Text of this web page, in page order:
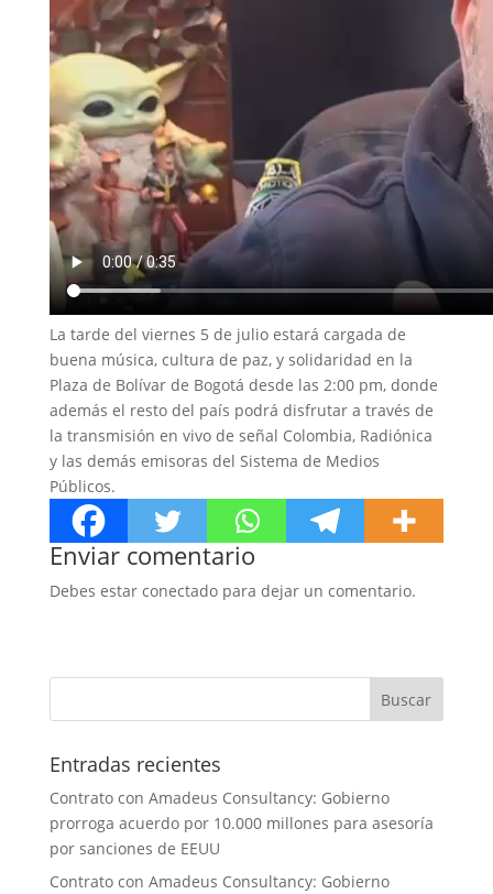
La tarde del viernes 5 de julio estará cargada de
buena música, cultura de paz, y solidaridad en la
Plaza de Bolívar de Bogotá desde las 2:00 pm, donde
además el resto del país podrá disfrutar a través de
la transmisión en vivo de señal Colombia, Radiónica
y las demás emisoras del Sistema de Medios
Públicos.
Enviar comentario
Debes estar conectado para dejar un comentario.
Entradas recientes
Contrato con Amadeus Consultancy: Gobierno
prorroga acuerdo por 10.000 millones para asesoría
por sanciones de EEUU
Contrato con Amadeus Consultancy: Gobierno